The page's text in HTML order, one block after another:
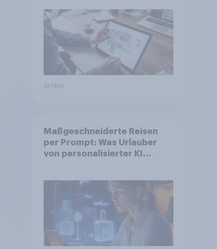
Artikel
Maßgeschneiderte Reisen
per Prompt: Was Urlauber
von personalisierter KI
bereits genutzt werden